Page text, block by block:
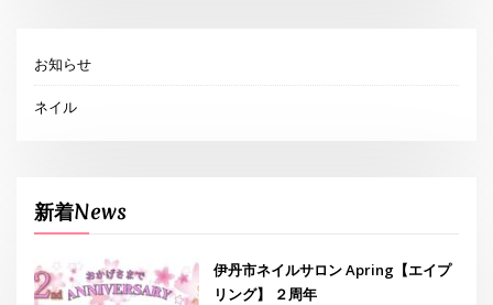
お知らせ
ネイル
新着News
伊丹市ネイルサロン Apring【エイプ
リング】 ２周年